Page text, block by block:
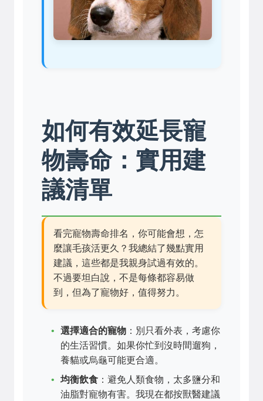
如何有效延長寵
物壽命：實用建
議清單
看完寵物壽命排名，你可能會想，怎
麼讓毛孩活更久？我總結了幾點實用
建議，這些都是我親身試過有效的。
不過要坦白說，不是每條都容易做
到，但為了寵物好，值得努力。
選擇適合的寵物 ：別只看外表，考慮你
的生活習慣。如果你忙到沒時間遛狗，
養貓或烏龜可能更合適。
均衡飲食 ：避免人類食物，太多鹽分和
油脂對寵物有害。我現在都按獸醫建議